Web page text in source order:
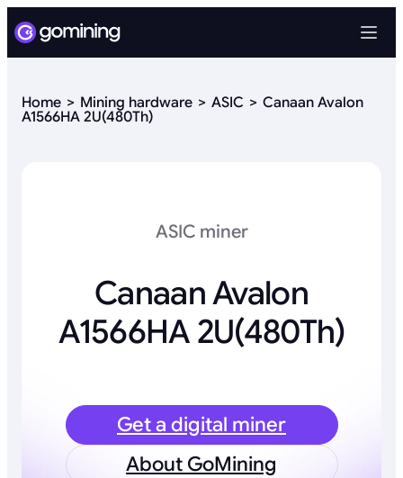
Home Mining hardware ASIC
Canaan Avalon
A1566HA 2U(480Th)
ASIC miner
Canaan Avalon
A1566HA 2U(480Th)
Get a digital miner
About GoMining